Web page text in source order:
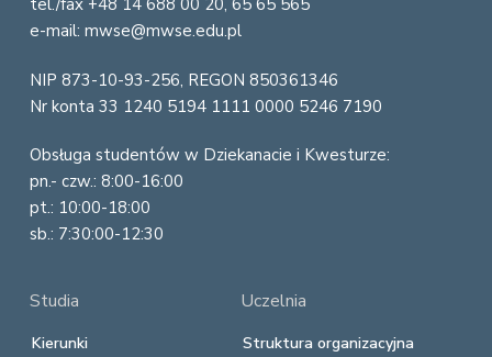
e-mail: mwse@mwse.edu.pl
NIP 873-10-93-256, REGON 850361346
Nr konta 33 1240 5194 1111 0000 5246 7190
Obsługa studentów w Dziekanacie i Kwesturze:
pn.- czw.: 8:00-16:00
pt.: 10:00-18:00
sb.: 7:30:00-12:30
Studia
Kierunki
Uczelnia
Struktura organizacyjna